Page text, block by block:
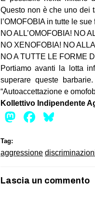
Questo non è che uno dei
l’OMOFOBIA in tutte le sue
NO ALL’OMOFOBIA! NO
NO XENOFOBIA! NO
NO A TUTTE LE FORME
Portiamo avanti la lotta
superare queste
“Autoaccettazione e
Kollettivo Indipendente
Mastodon
Tag:
aggressione
Lascia un commento